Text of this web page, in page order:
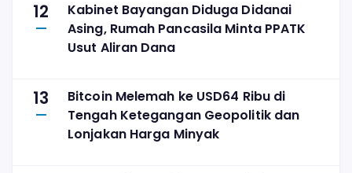
12
Kabinet Bayangan Diduga Didanai
Asing, Rumah Pancasila Minta PPATK
Usut Aliran Dana
13
Bitcoin Melemah ke USD64 Ribu di
Tengah Ketegangan Geopolitik dan
Lonjakan Harga Minyak